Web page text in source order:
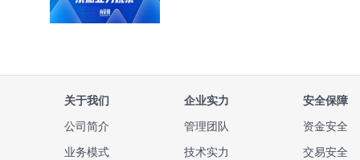
关于我们
公司简介
业务模式
企业实力
管理团队
技术实力
安全保障
资金安全
交易安全